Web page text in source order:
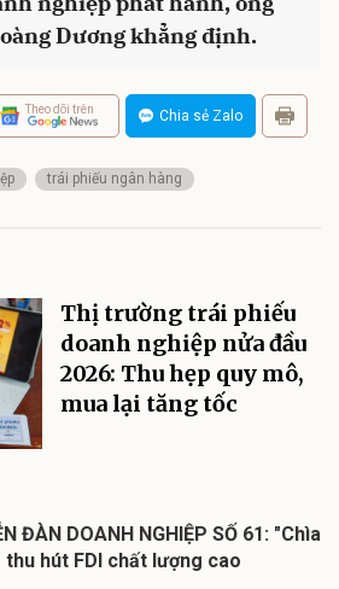
Dương khẳng định.
Theo dõi trên Chia sẻ Zalo
trái phiếu ngân hàng
Thị trường trái phiếu
doanh nghiệp nửa đầu
2026: Thu hẹp quy mô,
mua lại tăng tốc
ĐÀN DOANH NGHIỆP SỐ 61: "Chìa
thu hút FDI chất lượng cao